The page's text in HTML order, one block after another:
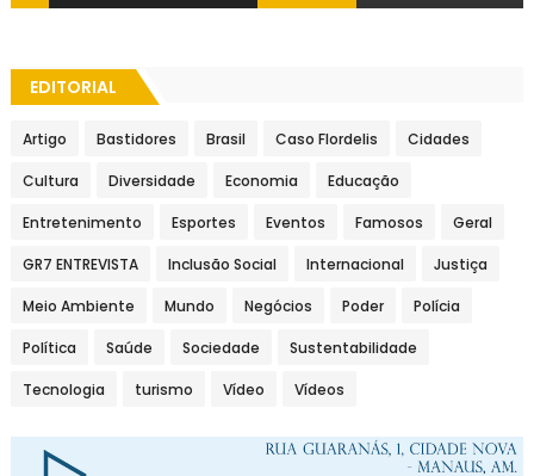
EDITORIAL
Artigo Bastidores Brasil Caso Flordelis Cidades
Cultura Diversidade Economia Educação
Entretenimento Esportes Eventos Famosos Geral
GR7 ENTREVISTA Inclusão Social Internacional Justiça
Meio Ambiente Mundo Negócios Poder Polícia
Política Saúde Sociedade Sustentabilidade
Tecnologia turismo Vídeo Vídeos